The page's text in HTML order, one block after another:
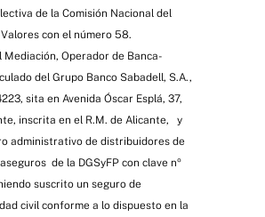
de la Comisión Nacional del
con el número 58.
Mediación, Operador de Banca-
del Grupo Banco Sabadell, S.A.,
sita en Avenida Óscar Esplá, 37,
inscrita en el R.M. de Alicante, y
administrativo de distribuidores de
de la DGSyFP con clave nº
suscrito un seguro de
civil conforme a lo dispuesto en la